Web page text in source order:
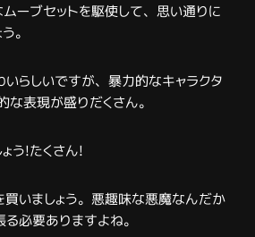
ーブセットを駆使して、思い通りに
。
らしいですが、暴力的なキャラクタ
表現が盛りだくさん。
う!たくさん!
買いましょう。悪趣味な悪魔なんだか
必要ありますよね。